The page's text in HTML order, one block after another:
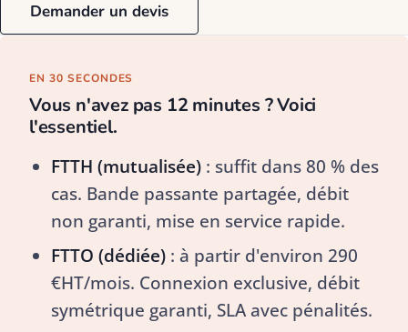
Demander un devis
EN 30 SECONDES
Vous n'avez pas 12 minutes ? Voici
l'essentiel.
FTTH (mutualisée) : suffit dans 80 % des
cas. Bande passante partagée, débit
non garanti, mise en service rapide.
FTTO (dédiée) : à partir d'environ 290
€HT/mois. Connexion exclusive, débit
symétrique garanti, SLA avec pénalités.